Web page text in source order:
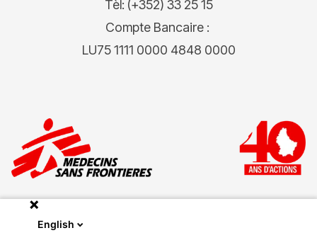
Tèl: (+352) 33 25 15
Compte Bancaire :
LU75 1111 0000 4848 0000
English